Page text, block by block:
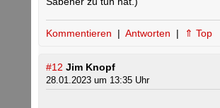
Kommentieren | Antworten | ⇑ Top
#12 Jim Knopf
28.01.2023 um 13:35 Uhr